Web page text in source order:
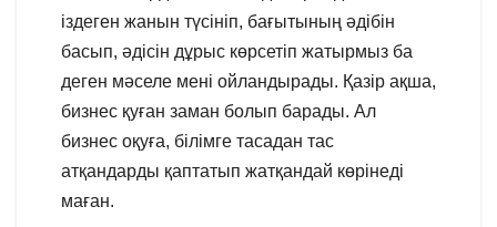
іздеген жанын түсініп, бағытының әдібін
басып, әдісін дұрыс көрсетіп жатырмыз ба
деген мәселе мені ойландырады. Қазір ақша,
бизнес қуған заман болып барады. Ал
бизнес оқуға, білімге тасадан тас
атқандарды қаптатып жатқандай көрінеді
маған.